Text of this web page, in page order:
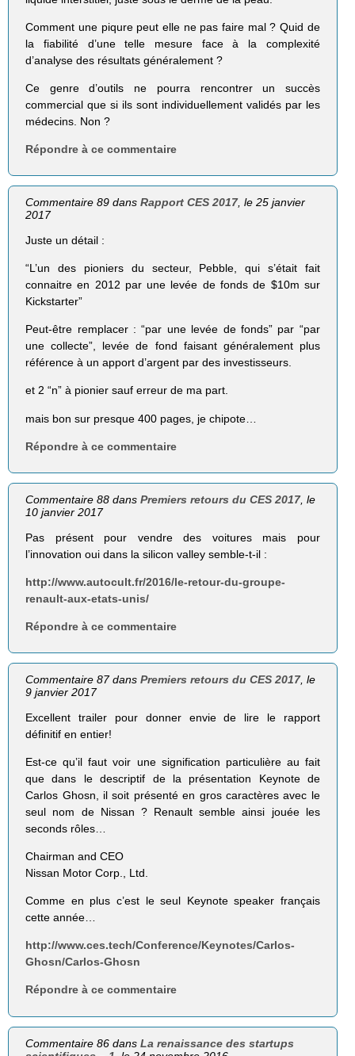
Comment une piqure peut elle ne pas faire mal ? Quid de
la fiabilité d’une telle mesure face à la complexité
d’analyse des résultats généralement ?
Ce genre d’outils ne pourra rencontrer un succès
commercial que si ils sont individuellement validés par les
médecins. Non ?
Répondre à ce commentaire
Commentaire 89 dansRapport CES 2017, le 25 janvier
2017
Juste un détail :
“L’un des pioniers du secteur, Pebble, qui s’était fait
connaitre en 2012 par une levée de fonds de $10m sur
Kickstarter”
Peut-être remplacer : “par une levée de fonds” par “par
une collecte”, levée de fond faisant généralement plus
référence à un apport d’argent par des investisseurs.
et 2 “n” à pionier sauf erreur de ma part.
mais bon sur presque 400 pages, je chipote…
Répondre à ce commentaire
Commentaire 88 dansPremiers retours du CES 2017, le
10 janvier 2017
Pas présent pour vendre des voitures mais pour
l’innovation oui dans la silicon valley semble-t-il :
http://www.autocult.fr/2016/le-retour-du-groupe-
renault-aux-etats-unis/
Répondre à ce commentaire
Commentaire 87 dansPremiers retours du CES 2017, le
9 janvier 2017
Excellent trailer pour donner envie de lire le rapport
définitif en entier!
Est-ce qu’il faut voir une signification particulière au fait
que dans le descriptif de la présentation Keynote de
Carlos Ghosn, il soit présenté en gros caractères avec le
seul nom de Nissan ? Renault semble ainsi jouée les
seconds rôles…
Chairman and CEO
Nissan Motor Corp., Ltd.
Comme en plus c’est le seul Keynote speaker français
cette année…
http://www.ces.tech/Conference/Keynotes/Carlos-
Ghosn/Carlos-Ghosn
Répondre à ce commentaire
Commentaire 86 dansLa renaissance des startups